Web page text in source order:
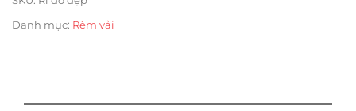
Danh mục: Rèm vải